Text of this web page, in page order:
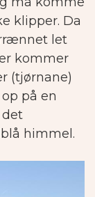
klipper. Da
let
kommer
(tjørnane)
på en
det
himmel.